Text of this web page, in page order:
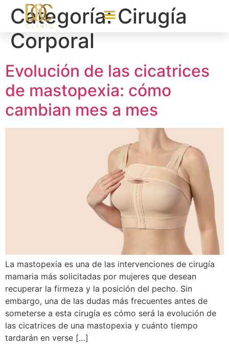
Categoría:Cirugía
Corporal
Evolución de las cicatrices
de mastopexia: cómo
cambian mes a mes
La mastopexia es una de las intervenciones de cirugía
mamaria más solicitadas por mujeres que desean
recuperar la firmeza y la posición del pecho. Sin
embargo, una de las dudas más frecuentes antes de
someterse a esta cirugía es cómo será la evolución de
las cicatrices de una mastopexia y cuánto tiempo
tardarán en verse […]